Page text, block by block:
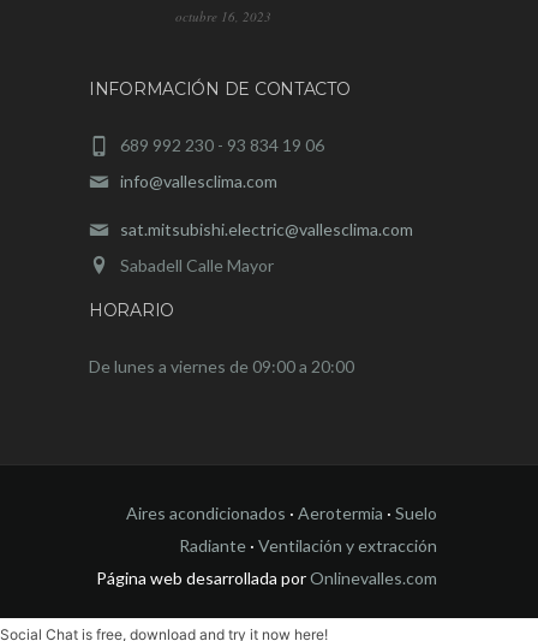
octubre 16, 2023
INFORMACIÓN DE CONTACTO
689 992 230 - 93 834 19 06
info@vallesclima.com
sat.mitsubishi.electric@vallesclima.com
Sabadell Calle Mayor
HORARIO
De lunes a viernes de 09:00 a 20:00
Aires acondicionados · Aerotermia · Suelo
Radiante · Ventilación y extracción
Página web desarrollada porOnlinevalles.com
Social Chat is free, download and try it now here!